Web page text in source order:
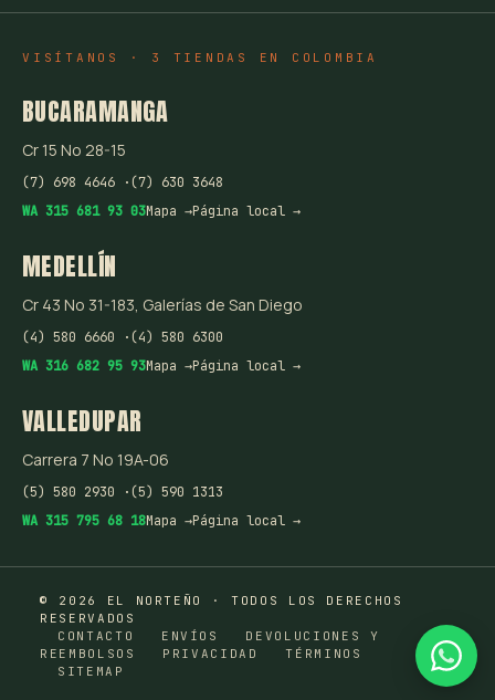
VISÍTANOS · 3 TIENDAS EN COLOMBIA
BUCARAMANGA
Cr 15 No 28-15
(7) 698 4646 ·(7) 630 3648
WA 315 681 93 03Mapa →Página local →
MEDELLÍN
Cr 43 No 31-183, Galerías de San Diego
(4) 580 6660 ·(4) 580 6300
WA 316 682 95 93Mapa →Página local →
VALLEDUPAR
Carrera 7 No 19A-06
(5) 580 2930 ·(5) 590 1313
WA 315 795 68 18Mapa →Página local →
© 2026 EL NORTEÑO · TODOS LOS DERECHOS
RESERVADOS
CONTACTO
ENVÍOS
DEVOLUCIONES Y
REEMBOLSOS
PRIVACIDAD
TÉRMINOS
SITEMAP